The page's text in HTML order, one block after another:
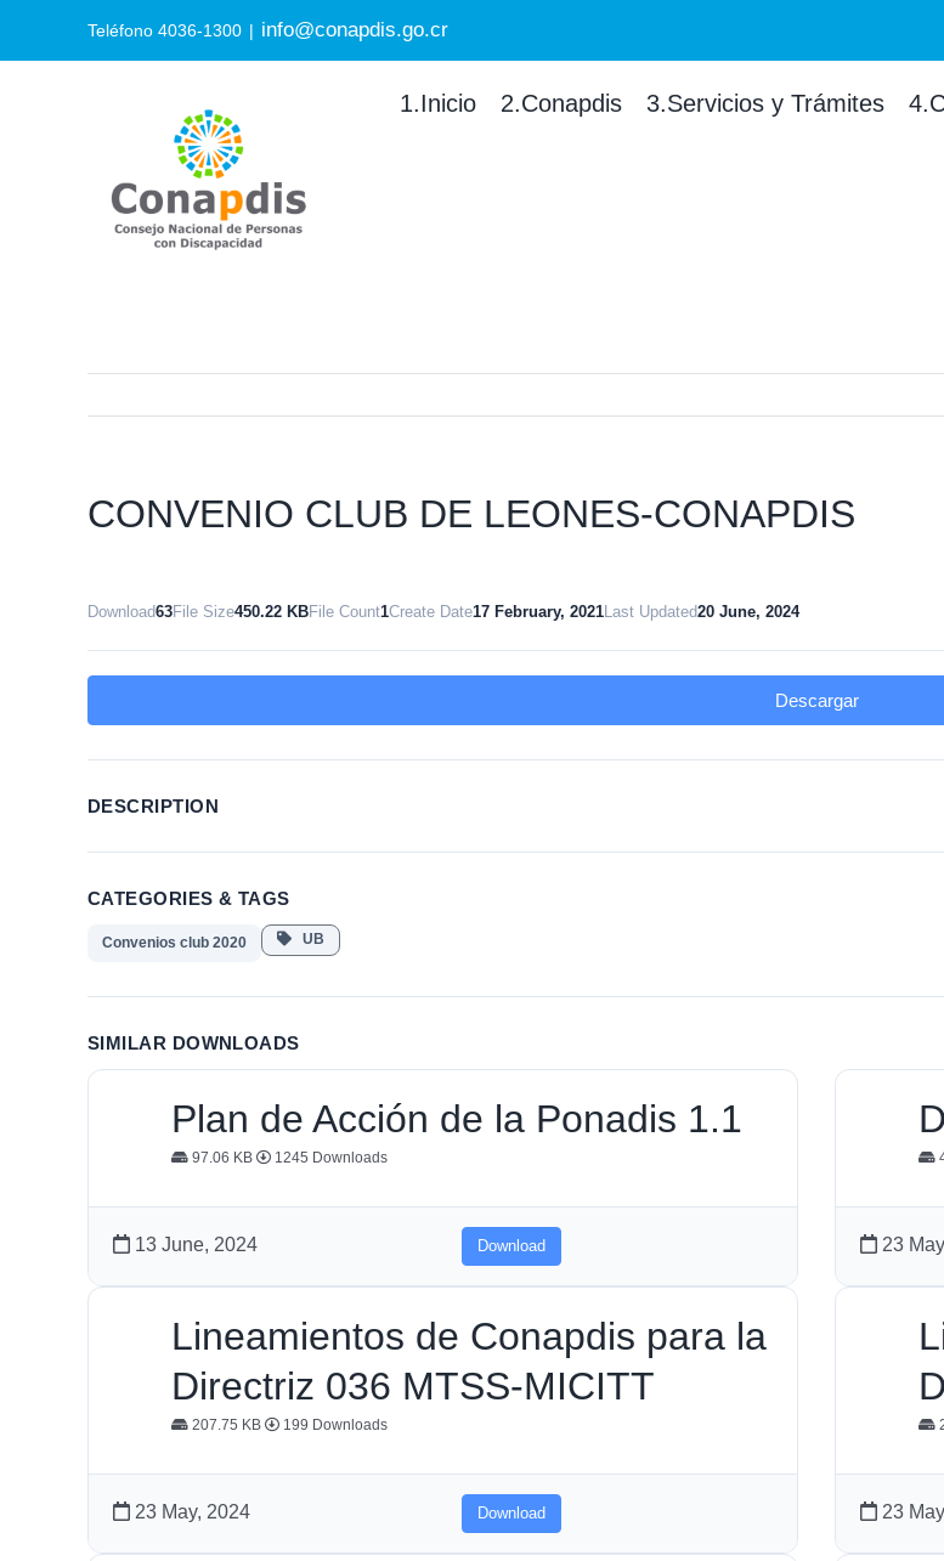
Teléfono 4036-1300 | info@conapdis.go.cr
Search
for:
1.Inicio 2.Conapdis 3.Servicios y Trámites
CONVENIO CLUB DE LEONES-CONAPDIS
Download63File Size450.22 KBFile Count1Create Date17 February, 2021Last Updated20 June, 2024
Descargar
DESCRIPTION
CATEGORIES & TAGS
Convenios club 2020 UB
SIMILAR DOWNLOADS
Plan de Acción de la Ponadis 1.1
97.06 KB 1245 Downloads
13 June, 2024 Download 23
Lineamientos de Conapdis para la
Directriz 036 MTSS-MICITT
207.75 KB 199 Downloads
23 May, 2024 Download 23